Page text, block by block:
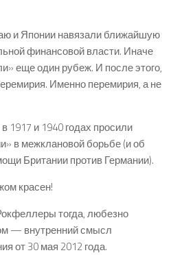
и Японии навязали ближайшую
финансовой власти. Иначе
еще один рубеж. И после этого,
Именно перемирия, а не
1917 и 1940 годах просили
в межклановой борьбе (и об
Британии против Германии).
красен!
тогда, любезно
— внутренний смысл
от 30 мая 2012 года.